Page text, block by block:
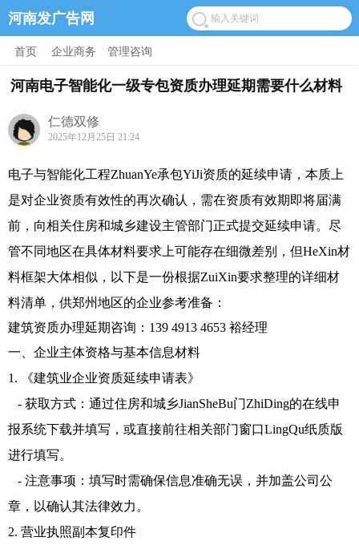
河南发广告网
首页 企业商务 管理咨询
河南电子智能化一级专包资质办理延期需要什么材料
仁德双修
2025年12月25日 21:24
电子与智能化工程ZhuanYe承包YiJi资质的延续申请，本质上
是对企业资质有效性的再次确认，需在资质有效期即将届满
前，向相关住房和城乡建设主管部门正式提交延续申请。尽
管不同地区在具体材料要求上可能存在细微差别，但HeXin材
料框架大体相似，以下是一份根据ZuiXin要求整理的详细材
料清单，供郑州地区的企业参考准备：
建筑资质办理延期咨询：139 4913 4653 裕经理
一、企业主体资格与基本信息材料
1. 《建筑业企业资质延续申请表》
- 获取方式：通过住房和城乡JianSheBu门ZhiDing的在线申
报系统下载并填写，或直接前往相关部门窗口LingQu纸质版
进行填写。
- 注意事项：填写时需确保信息准确无误，并加盖公司公
章，以确认其法律效力。
2. 营业执照副本复印件